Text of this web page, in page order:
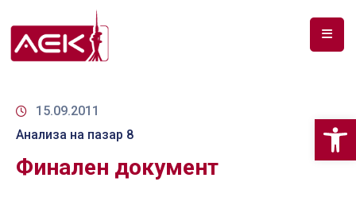
ЗА
ДОКУМЕНТИ
15.09.2011
Анализа на пазар 8
Финален документ